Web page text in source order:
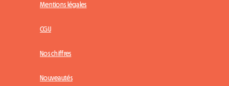
Mentions légales
CGU
Nos chiffres
Nouveautés